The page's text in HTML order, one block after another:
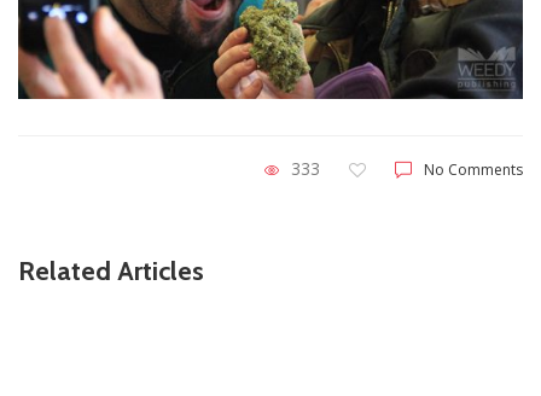
333 No Comments
Related Articles